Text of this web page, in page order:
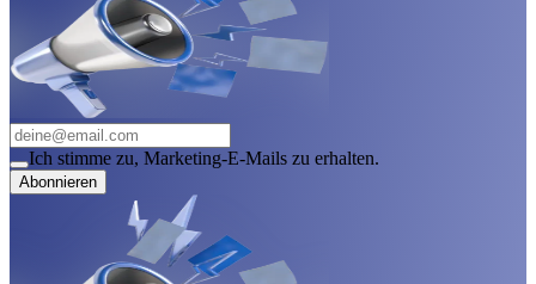
Ich stimme zu, Marketing-E-Mails zu erhalten.
Abonnieren